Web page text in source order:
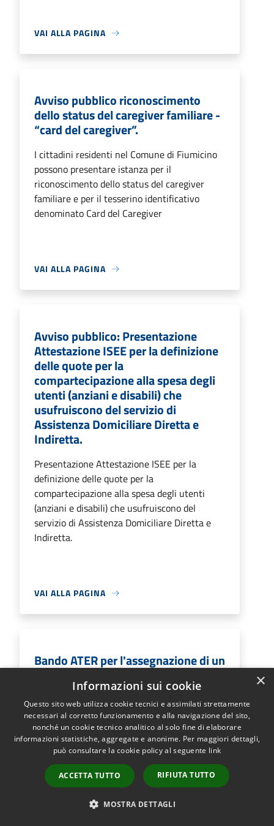
VAI ALLA PAGINA
Avviso pubblico riconoscimento
dello status del caregiver familiare -
“card del caregiver”.
I cittadini residenti nel Comune di Fiumicino
possono presentare istanza per il
riconoscimento dello status del caregiver
familiare e per il tesserino identificativo
denominato Card del Caregiver
VAI ALLA PAGINA
Avviso pubblico: Presentazione
Attestazione ISEE per la definizione
delle quote per la
compartecipazione alla spesa degli
utenti (anziani e disabili) che
usufruiscono del servizio di
Assistenza Domiciliare Diretta e
Indiretta.
Presentazione Attestazione ISEE per la
definizione delle quote per la
compartecipazione alla spesa degli utenti
(anziani e disabili) che usufruiscono del
servizio di Assistenza Domiciliare Diretta e
Indiretta.
VAI ALLA PAGINA
Bando ATER per l'assegnazione di un
Il presente bando ha come oggetto la
formazione della graduatoria permanente
degli aventi titolo all’assegnazione di alloggi
di edilizia residenziale pubblica destinata
all’assistenza abitativa.
×
Informazioni sui cookie
Questo sito web utilizza cookie tecnici e assimilati strettamente
necessari al corretto funzionamento e alla navigazione del sito,
nonché un cookie tecnico analitico al solo fine di elaborare
informazioni statistiche, aggregate e anonime. Per maggiori dettagli,
può consultare la cookie policy al seguente link
ACCETTA TUTTO RIFIUTA TUTTO
MOSTRA DETTAGLI